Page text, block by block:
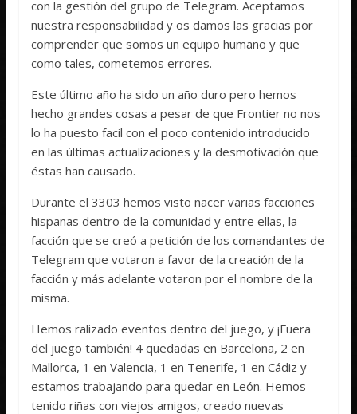
con la gestión del grupo de Telegram. Aceptamos
nuestra responsabilidad y os damos las gracias por
comprender que somos un equipo humano y que
como tales, cometemos errores.
Este último año ha sido un año duro pero hemos
hecho grandes cosas a pesar de que Frontier no nos
lo ha puesto facil con el poco contenido introducido
en las últimas actualizaciones y la desmotivación que
éstas han causado.
Durante el 3303 hemos visto nacer varias facciones
hispanas dentro de la comunidad y entre ellas, la
facción que se creó a petición de los comandantes de
Telegram que votaron a favor de la creación de la
facción y más adelante votaron por el nombre de la
misma.
Hemos ralizado eventos dentro del juego, y ¡Fuera
del juego también! 4 quedadas en Barcelona, 2 en
Mallorca, 1 en Valencia, 1 en Tenerife, 1 en Cádiz y
estamos trabajando para quedar en León. Hemos
tenido riñas con viejos amigos, creado nuevas